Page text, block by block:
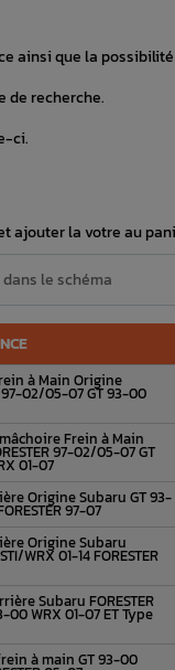
ainsi que la
de recherche.
ci.
ajouter la votre au
à Main Origine
97-02/05-07 GT 93-00
Frein à Main
97-02/05-07 GT
01-07
Origine Subaru GT 93-
97-07
Origine Subaru
WRX 01-14 FORESTER
Subaru FORESTER
WRX 01-07 ET Type
à main GT 93-00